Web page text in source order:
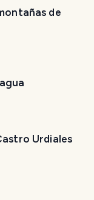
de
Urdiales